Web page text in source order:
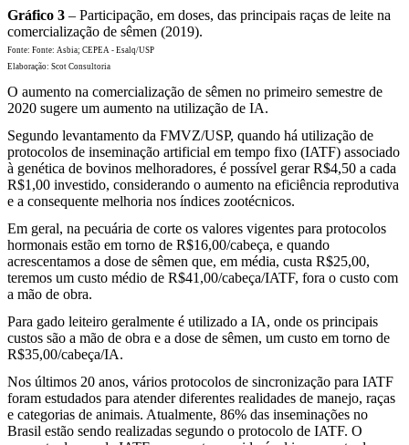
Gráfico 3 – Participação, em doses, das principais raças de leite na
comercialização de sêmen (2019).
Fonte: Fonte: Asbia; CEPEA - Esalq/USP
Elaboração: Scot Consultoria
O aumento na comercialização de sêmen no primeiro semestre de
2020 sugere um aumento na utilização de IA.
Segundo levantamento da FMVZ/USP, quando há utilização de
protocolos de inseminação artificial em tempo fixo (IATF) associado
à genética de bovinos melhoradores, é possível gerar R$4,50 a cada
R$1,00 investido, considerando o aumento na eficiência reprodutiva
e a consequente melhoria nos índices zootécnicos.
Em geral, na pecuária de corte os valores vigentes para protocolos
hormonais estão em torno de R$16,00/cabeça, e quando
acrescentamos a dose de sêmen que, em média, custa R$25,00,
teremos um custo médio de R$41,00/cabeça/IATF, fora o custo com
a mão de obra.
Para gado leiteiro geralmente é utilizado a IA, onde os principais
custos são a mão de obra e a dose de sêmen, um custo em torno de
R$35,00/cabeça/IA.
Nos últimos 20 anos, vários protocolos de sincronização para IATF
foram estudados para atender diferentes realidades de manejo, raças
e categorias de animais. Atualmente, 86% das inseminações no
Brasil estão sendo realizadas segundo o protocolo de IATF. O